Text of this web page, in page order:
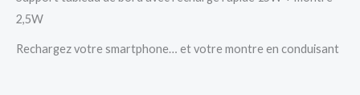
2,5W
Rechargez votre smartphone… et votre montre en conduisant